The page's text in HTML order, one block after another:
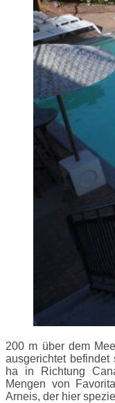
200 m über dem
ausgerichtet
ha in Richtung
Mengen von
Arneis, der hier